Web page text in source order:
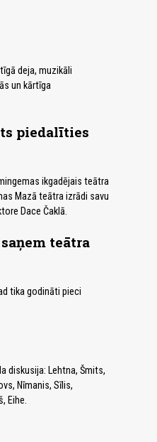
deja, muzikāli
un kārtīga
piedalīties
ikgadējais teātra
Mazā teātra izrādi savu
Dace Čaklā.
teātra
tika godināti pieci
diskusija: Lehtna, Šmits,
Nīmanis, Sīlis,
Eihe.